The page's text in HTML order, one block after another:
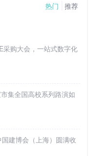
热门 推荐
采购大会，一站式数字化
集全国高校系列路演如
建博会（上海）圆满收